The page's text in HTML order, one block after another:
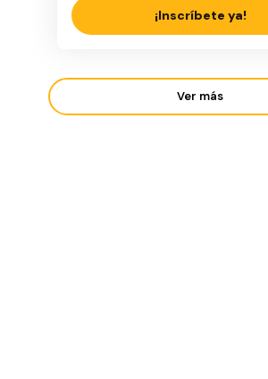
¡Inscríbete ya!
Ver más